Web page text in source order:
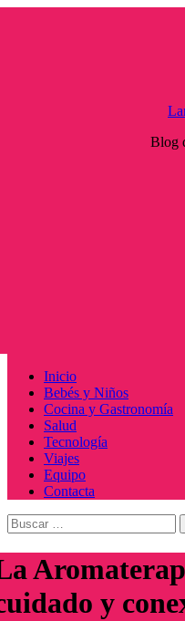
Blog
Menú
principal
Inicio
Bebés y Niños
Cocina y Gastronomía
Salud
Tecnología
Viajes
Equipo
Contacta
Buscar:
y